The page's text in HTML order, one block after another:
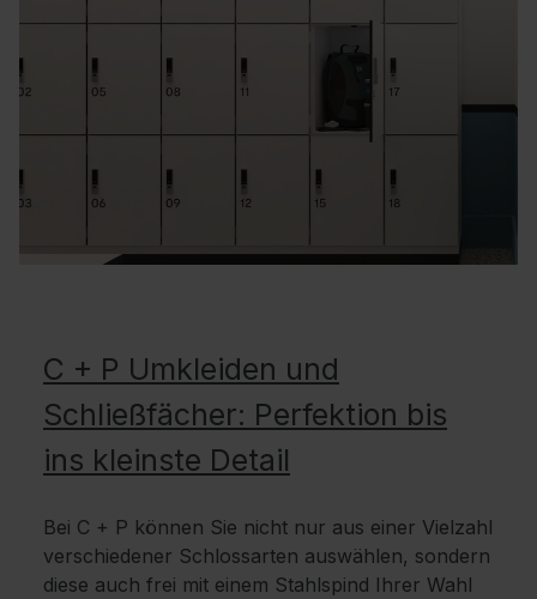
C + P Umkleiden und
Schließfächer: Perfektion bis
ins kleinste Detail
Bei C + P können Sie nicht nur aus einer Vielzahl
verschiedener Schlossarten auswählen, sondern
diese auch frei mit einem Stahlspind Ihrer Wahl